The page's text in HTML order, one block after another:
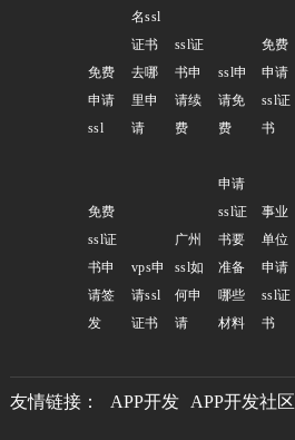
免费
申请
ssl
名ssl
证书
去哪
里申
请
ssl证
书申
请续
费
ssl申
请免
费
免费
申请
ssl证
书
免费
ssl证
书申
请签
发
vps申
请ssl
证书
广州
ssl如
何申
请
申请
ssl证
书要
准备
哪些
材料
事业
单位
申请
ssl证
书
友情链接： APP开发 APP开发社区